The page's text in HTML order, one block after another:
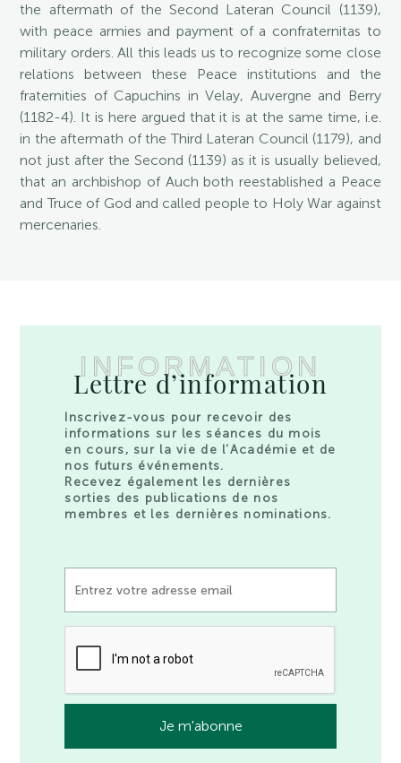
the aftermath of the Second Lateran Council (1139),
with peace armies and payment of a confraternitas to
military orders. All this leads us to recognize some close
relations between these Peace institutions and the
fraternities of Capuchins in Velay, Auvergne and Berry
(1182-4). It is here argued that it is at the same time, i.e.
in the aftermath of the Third Lateran Council (1179), and
not just after the Second (1139) as it is usually believed,
that an archbishop of Auch both reestablished a Peace
and Truce of God and called people to Holy War against
mercenaries.
INFORMATION
Lettre d’information
Inscrivez-vous pour recevoir des
informations sur les séances du mois
en cours, sur la vie de l’Académie et de
nos futurs événements.
Recevez également les dernières
sorties des publications de nos
membres et les dernières nominations.